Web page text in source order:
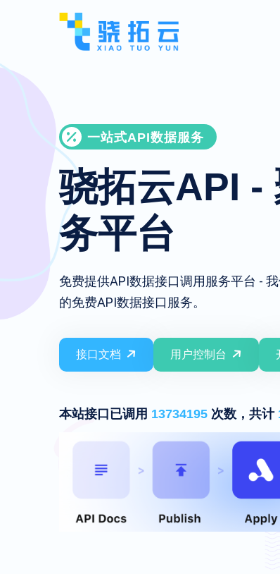
一站式API数据服务
骁拓云API -
务平台
免费提供API数据接口调用服务平台 -
的免费API数据接口服务。
接口文档 用户控制台
本站接口已调用 13734195 次数，共计